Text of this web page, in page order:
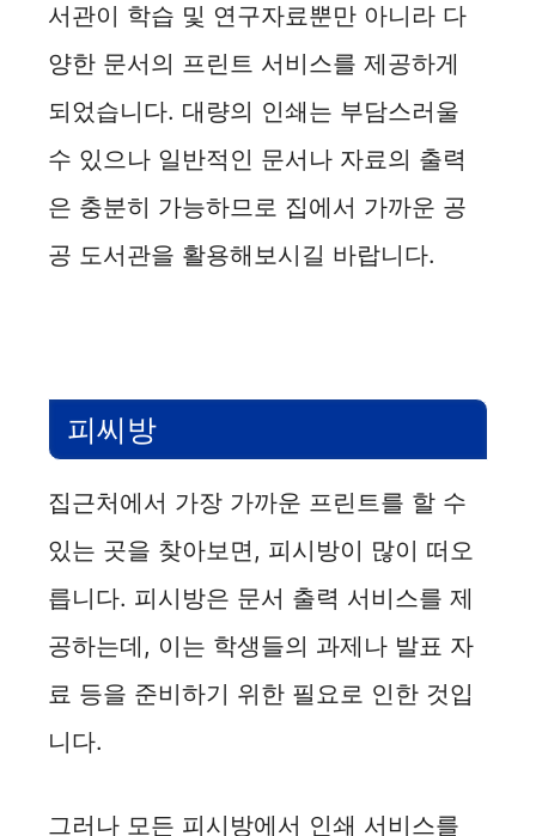
서관이 학습 및 연구자료뿐만 아니라 다
양한 문서의 프린트 서비스를 제공하게
되었습니다. 대량의 인쇄는 부담스러울
수 있으나 일반적인 문서나 자료의 출력
은 충분히 가능하므로 집에서 가까운 공
공 도서관을 활용해보시길 바랍니다.
피씨방
집근처에서 가장 가까운 프린트를 할 수
있는 곳을 찾아보면, 피시방이 많이 떠오
릅니다. 피시방은 문서 출력 서비스를 제
공하는데, 이는 학생들의 과제나 발표 자
료 등을 준비하기 위한 필요로 인한 것입
니다.
그러나 모든 피시방에서 인쇄 서비스를